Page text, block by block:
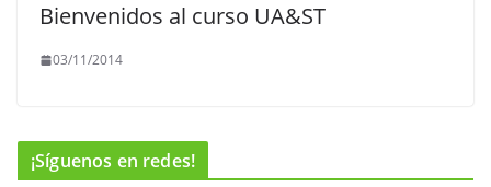
Bienvenidos al curso UA&ST
03/11/2014
¡Síguenos en redes!